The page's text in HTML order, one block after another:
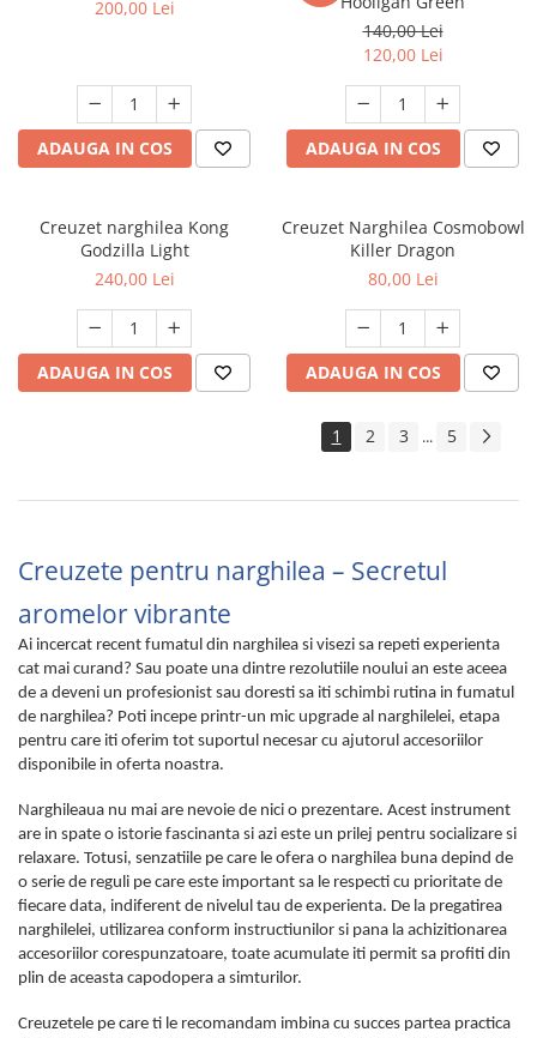
200,00 Lei
ADAUGA IN COS
140,00 Lei
120,00 Lei
ADAUGA IN COS
Creuzet narghilea Kong
Godzilla Light
240,00 Lei
ADAUGA IN COS
Creuzet Narghilea Cosmobowl
Killer Dragon
80,00 Lei
ADAUGA IN COS
1 2 3 ... 5
Creuzete pentru narghilea – Secretul
aromelor vibrante
Ai incercat recent fumatul din narghilea si visezi sa repeti experienta
cat mai curand? Sau poate una dintre rezolutiile noului an este aceea
de a deveni un profesionist sau doresti sa iti schimbi rutina in fumatul
de narghilea? Poti incepe printr-un mic upgrade al narghilelei, etapa
pentru care iti oferim tot suportul necesar cu ajutorul accesoriilor
disponibile in oferta noastra.
Narghileaua nu mai are nevoie de nici o prezentare. Acest instrument
are in spate o istorie fascinanta si azi este un prilej pentru socializare si
relaxare. Totusi, senzatiile pe care le ofera o narghilea buna depind de
o serie de reguli pe care este important sa le respecti cu prioritate de
fiecare data, indiferent de nivelul tau de experienta. De la pregatirea
narghilelei, utilizarea conform instructiunilor si pana la achizitionarea
accesoriilor corespunzatoare, toate acumulate iti permit sa profiti din
plin de aceasta capodopera a simturilor.
Creuzetele pe care ti le recomandam imbina cu succes partea practica